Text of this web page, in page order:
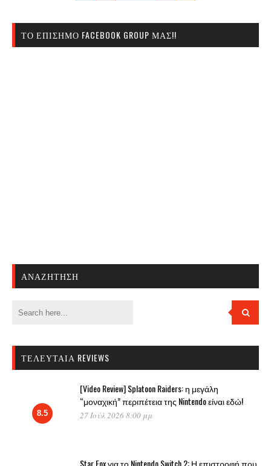
ΤΟ ΕΠΊΣΗΜΟ FACEBOOK GROUP ΜΑΣ!!
ΑΝΑΖΉΤΗΣΗ
ΤΕΛΕΥΤΑΊΑ REVIEWS
8.5
[Video Review] Splatoon Raiders: η μεγάλη
“μοναχική” περιπέτεια της Nintendo είναι εδώ!
27 Ιούλ 2026 8:00 μμ
Star Fox για το Nintendo Switch 2: Η επιστροφή που